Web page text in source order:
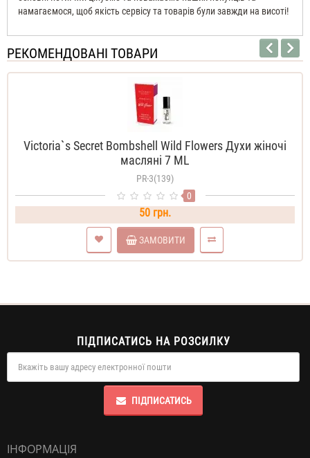
намагаємося, щоб якість сервісу та товарів були завжди на висоті!
РЕКОМЕНДОВАНІ ТОВАРИ
Victoria`s Secret Bombshell Wild Flowers Духи жіночі
масляні 7 ML
PR-3(139)
0
50 грн.
ЗАМОВИТИ
ПІДПИСАТИСЬ НА РОЗСИЛКУ
ПІДПИСАТИСЬ
ІНФОРМАЦІЯ